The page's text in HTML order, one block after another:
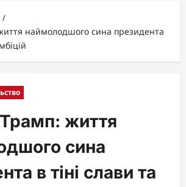
наймолодшого сина президента
життя
сина
в тіні слави та